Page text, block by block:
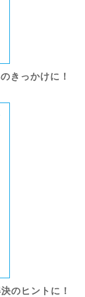
きっかけに！
のヒントに！